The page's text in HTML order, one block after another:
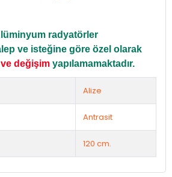
radyatörler
ve isteğine göre özel olarak
değişim yapılamamaktadır.
Alize
Antrasit
120 cm.